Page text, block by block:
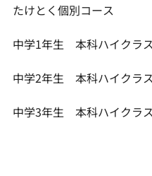
たけとく個別コース
中学1年生 本科ハイクラ
中学2年生 本科ハイクラ
中学3年生 本科ハイクラ